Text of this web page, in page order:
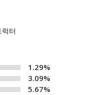
터
1.29%
3.09%
5.67%